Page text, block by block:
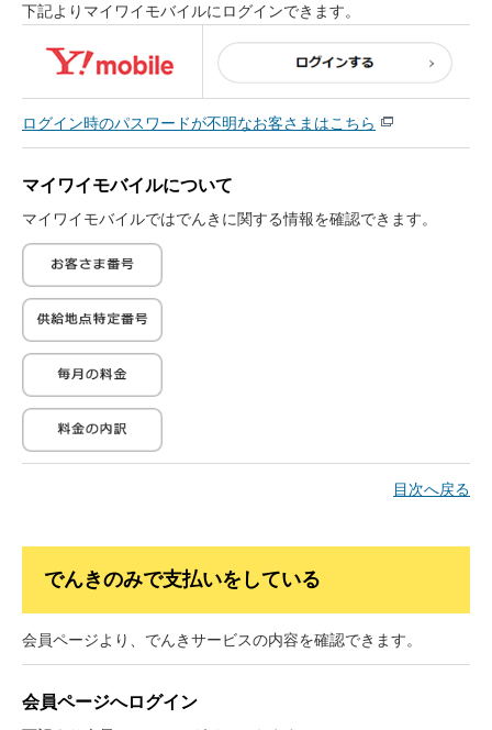
でんきのお支払いをソフトバンクやワイモ
バイルの携帯電話とまとめている場合は
My SoftBankやMy Y!mobileからのログイ
ンとなります。
でんきのお支払いを他のサービスとまとめ
ておらず、でんきのみでお支払いの場合
下記よりマイワイモバイルにログインできます。
ログイン時のパスワードが不明なお客さまはこちら
マイワイモバイルについて
マイワイモバイルではでんきに関する情報を確認できます。
目次へ戻る
でんきのみで支払いをしている
会員ページより、でんきサービスの内容を確認できます。
会員ページへログイン